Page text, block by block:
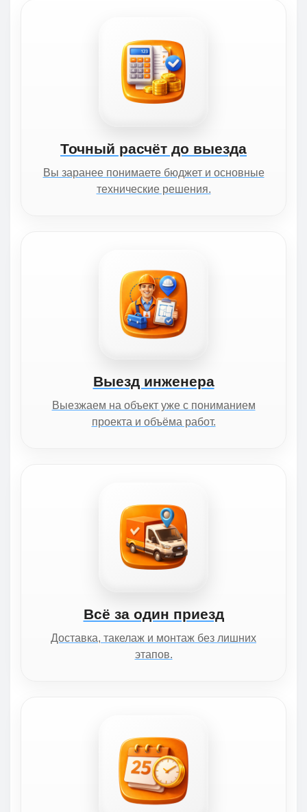
Точный расчёт до выезда
Вы заранее понимаете бюджет и основные
технические решения.
Выезд инженера
Выезжаем на объект уже с пониманием
проекта и объёма работ.
Всё за один приезд
Доставка, такелаж и монтаж без лишних
этапов.